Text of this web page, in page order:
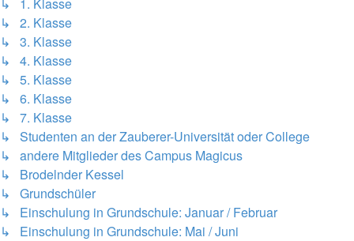
↳ 2. Klasse
↳ 3. Klasse
↳ 4. Klasse
↳ 5. Klasse
↳ 6. Klasse
↳ 7. Klasse
↳ Studenten an der Zauberer-Universität oder College
↳ andere Mitglieder des Campus Magicus
↳ Brodelnder Kessel
↳ Grundschüler
↳ Einschulung in Grundschule: Januar / Februar
↳ Einschulung in Grundschule: Mai / Juni